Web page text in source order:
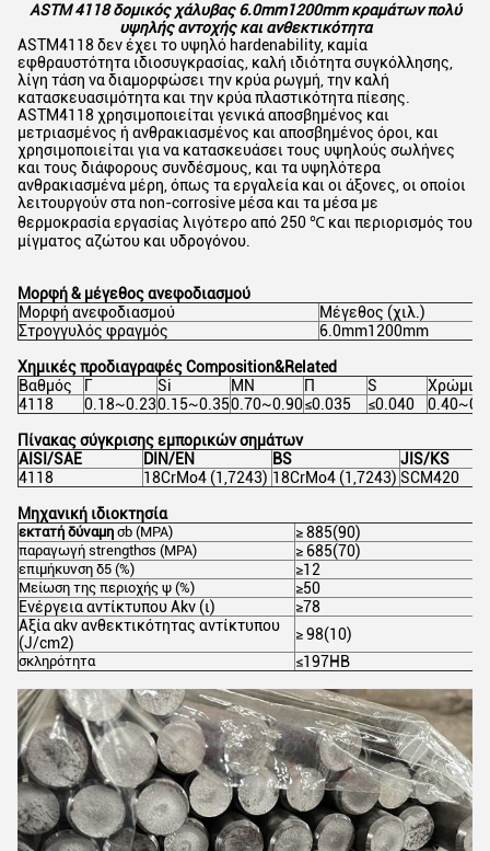
ASTM 4118 δομικός χάλυβας 6.0mm1200mm κραμάτων πολύ
υψηλής αντοχής και ανθεκτικότητα
ASTM4118 δεν έχει το υψηλό hardenability, καμία
εφθραυστότητα ιδιοσυγκρασίας, καλή ιδιότητα συγκόλλησης,
λίγη τάση να διαμορφώσει την κρύα ρωγμή, την καλή
κατασκευασιμότητα και την κρύα πλαστικότητα πίεσης.
ASTM4118 χρησιμοποιείται γενικά αποσβημένος και
μετριασμένος ή ανθρακιασμένος και αποσβημένος όροι, και
χρησιμοποιείται για να κατασκευάσει τους υψηλούς σωλήνες
και τους διάφορους συνδέσμους, και τα υψηλότερα
ανθρακιασμένα μέρη, όπως τα εργαλεία και οι άξονες, οι οποίοι
λειτουργούν στα non-corrosive μέσα και τα μέσα με
θερμοκρασία εργασίας λιγότερο από 250 ℃ και περιορισμός του
μίγματος αζώτου και υδρογόνου.
Μορφή & μέγεθος ανεφοδιασμού
Μορφή ανεφοδιασμού
Μέγεθος (χιλ.)
Στρογγυλός φραγμός
6.0mm1200mm
Χημικές προδιαγραφές Composition&Related
Βαθμός
Γ Si ΜΝ Π S
Χρώμιο
4118
0.18~0.230.15~0.350.70~0.90≤0.035 ≤0.040
Πίνακας σύγκρισης εμπορικών σημάτων
AISI/SAE
DIN/EN BS
JIS/KS
4118
18CrMo4 (1,7243) 18CrMo4 (1,7243) SCM420
Μηχανική ιδιοκτησία
εκτατή δύναμη σb (MPA) ≥ 885(90)
παραγωγή strengthσs (MPA) ≥ 685(70)
επιμήκυνση δ5 (%) ≥12
Μείωση της περιοχής ψ (%)
≥50
Ενέργεια αντίκτυπου Akv (ι)
≥78
Αξία αkv ανθεκτικότητας αντίκτυπου
(J/cm2)
≥ 98(10)
σκληρότητα ≤197HB